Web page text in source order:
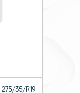
35/R19